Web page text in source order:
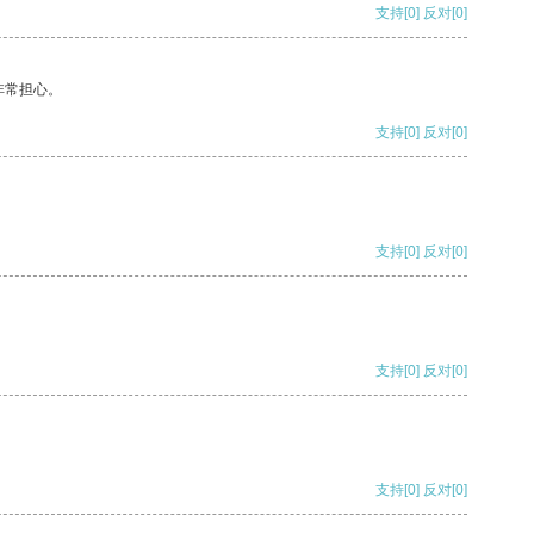
支持[0] 反对[0]
担心。
支持[0] 反对[0]
支持[0] 反对[0]
支持[0] 反对[0]
支持[0] 反对[0]